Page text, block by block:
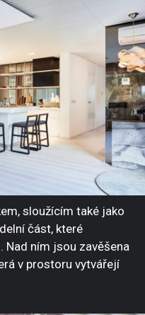
sloužícím také jako
část, které
Nad ním jsou zavěšena
v prostoru vytvářejí